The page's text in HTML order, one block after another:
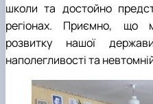
школи та достойно
регіонах. Приємно, що
розвитку нашої
наполегливості та